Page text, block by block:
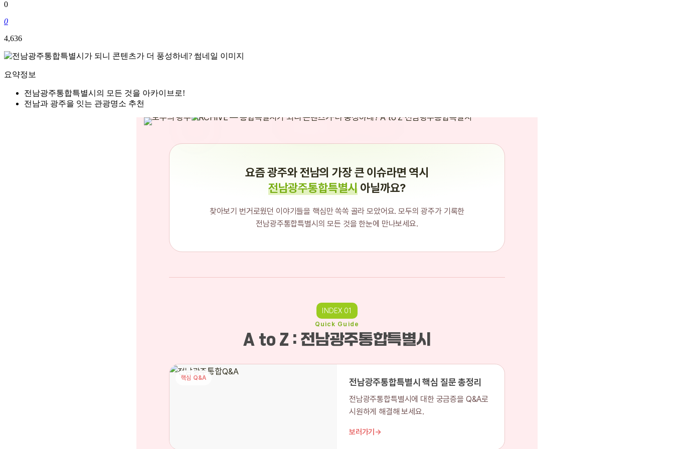
0
0
4,636
요약정보
전남광주통합특별시의 모든 것을 아카이브로!
전남과 광주을 잇는 관광명소 추천
통합특별시가 되니 콘텐츠가 더 풍성하네? — A to Z 전남광주통합특별시
요즘 광주와 전남의 가장 큰 이슈라면 역시
전남광주통합특별시 아닐까요?
찾아보기 번거로웠던 이야기들을 핵심만 쏙쏙 골라 모았어요. 모두의 광주가 기록한
전남광주통합특별시의 모든 것을 한눈에 만나보세요.
INDEX 01
Quick Guide
A to Z : 전남광주통합특별시
핵심 Q&A 전남광주통합특별시 핵심 질문 총정리
전남광주통합특별시에 대한 궁금증을 Q&A로
시원하게 해결해 보세요.
보러가기→